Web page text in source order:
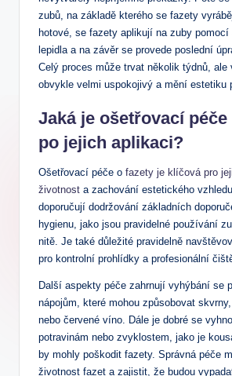
zubů, na základě kterého se fazety
hotové, se fazety aplikují na zuby pomocí
lepidla a na závěr se provede poslední
Celý proces může trvat několik týdnů, ale
obvykle velmi uspokojivý a mění estetiku
Jaká je ošetřovací péče
po jejich aplikaci?
Ošetřovací péče o fazety je klíčová pro
životnost a zachování estetického
doporučují dodržování základních
hygienu, jako jsou pravidelné používání
nitě. Je také důležité pravidelně
pro kontrolní prohlídky a profesionální
Další aspekty péče zahrnují vyhýbání se
nápojům, které mohou způsobovat
nebo červené víno. Dále je dobré se
potravinám nebo zvyklostem, jako je
by mohly poškodit fazety. Správná péče
životnost fazet a zajistit, že budou